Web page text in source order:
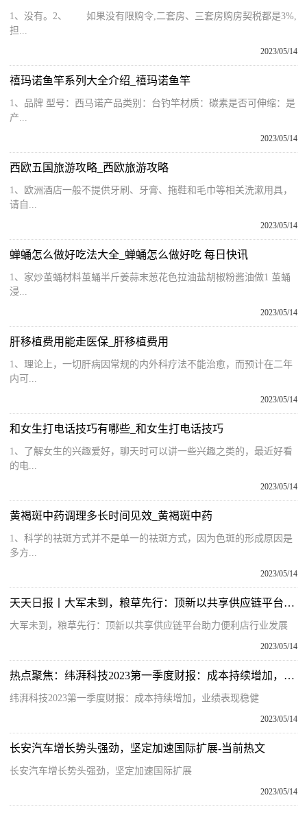
1、没有。2、 如果没有限购令,二套房、三套房购房契税都是3%,
担...
2023/05/14
禧玛诺鱼竿系列大全介绍_禧玛诺鱼竿
1、品牌 型号：西马诺产品类别：台钓竿材质：碳素是否可伸缩：是
产...
2023/05/14
西欧五国旅游攻略_西欧旅游攻略
1、欧洲酒店一般不提供牙刷、牙膏、拖鞋和毛巾等相关洗漱用具，
请自...
2023/05/14
蝉蛹怎么做好吃法大全_蝉蛹怎么做好吃 每日快讯
1、家炒茧蛹材料茧蛹半斤姜蒜末葱花色拉油盐胡椒粉酱油做1 茧蛹
浸...
2023/05/14
肝移植费用能走医保_肝移植费用
1、理论上，一切肝病因常规的内外科疗法不能治愈，而预计在二年
内可...
2023/05/14
和女生打电话技巧有哪些_和女生打电话技巧
1、了解女生的兴趣爱好，聊天时可以讲一些兴趣之类的，最近好看
的电...
2023/05/14
黄褐斑中药调理多长时间见效_黄褐斑中药
1、科学的祛斑方式并不是单一的祛斑方式，因为色斑的形成原因是
多方...
2023/05/14
天天日报丨大军未到，粮草先行：顶新以共享供应链平台助力便利店行业发展
大军未到，粮草先行：顶新以共享供应链平台助力便利店行业发展
2023/05/14
热点聚焦：纬湃科技2023第一季度财报：成本持续增加，业绩表现稳健
纬湃科技2023第一季度财报：成本持续增加，业绩表现稳健
2023/05/14
长安汽车增长势头强劲，坚定加速国际扩展-当前热文
长安汽车增长势头强劲，坚定加速国际扩展
2023/05/14